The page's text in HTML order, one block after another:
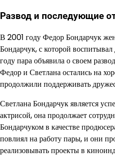
Развод и последующие
В 2001 году Федор Бондарчук
Бондарчук, с которой
году пара объявила о своем
Федор и Светлана остались на
продолжили поддерживать
Светлана Бондарчук является
актрисой, она продолжает
Бондарчуком в качестве
повлиял на работу пары, и они
реализовывать проекты в